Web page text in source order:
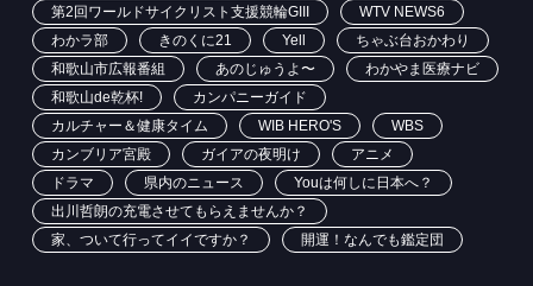
第2回ワールドサイクリスト支援競輪GIII
WTV NEWS6
わかラ部
きのくに21 Yell
ちゃぶ台おかわり
和歌山市広報番組
あのじゅうよ〜
わかやま医療ナビ
和歌山de乾杯!
カンパニーガイド
カルチャー＆健康タイム
WIB HERO'S
WBS
カンブリア宮殿
ガイアの夜明け
アニメ
ドラマ
県内のニュース
Youは何しに日本へ？
出川哲朗の充電させてもらえませんか？
家、ついて行ってイイですか？
開運！なんでも鑑定団